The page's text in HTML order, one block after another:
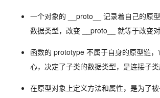
一个对象的 __proto__ 记录着自己的原
数据类型，改变 __proto__ 就等于改变对
函数的 prototype 不属于自身的原型链
心，决定了子类的数据类型，是连接子类
在原型对象上定义方法和属性，是为了被